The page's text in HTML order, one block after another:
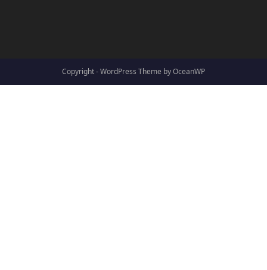
Copyright - WordPress Theme by OceanWP